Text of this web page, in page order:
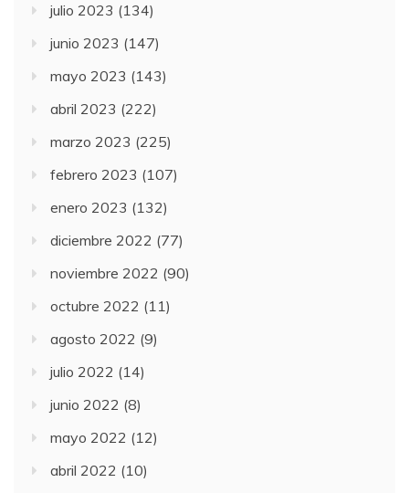
julio 2023 (134)
junio 2023 (147)
mayo 2023 (143)
abril 2023 (222)
marzo 2023 (225)
febrero 2023 (107)
enero 2023 (132)
diciembre 2022 (77)
noviembre 2022 (90)
octubre 2022 (11)
agosto 2022 (9)
julio 2022 (14)
junio 2022 (8)
mayo 2022 (12)
abril 2022 (10)